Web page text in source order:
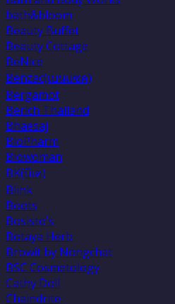
bath&bloom
Beauty Buffet
Beauty Cottage
BeNice
Benzac(เบนเเซค)
Bergamot
Berich Thailand
Bhaesaj
BioPharm
Biowoman
BK(บีเค)
Blink
Boots
Bosisto’s
Botaya Herb
Browit by Nongchat
BSC Cosmetology
Cathy Doll
Chaindrite